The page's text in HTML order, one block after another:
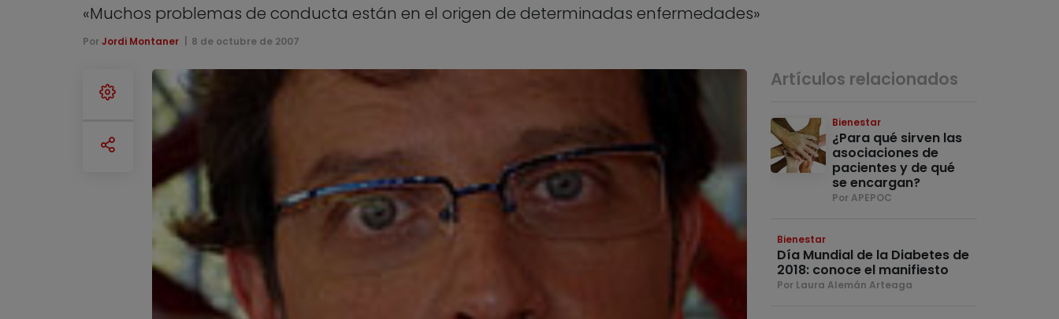
«Muchos problemas de conducta están en el origen de determinadas enfermedades»
Por Jordi Montaner 8 de octubre de 2007
Artículos relacionados
Bienestar
¿Para qué sirven las
asociaciones de
pacientes y de qué
se encargan?
Por APEPOC
Bienestar
Día Mundial de la Diabetes de
2018: conoce el manifiesto
Por Laura Alemán Arteaga